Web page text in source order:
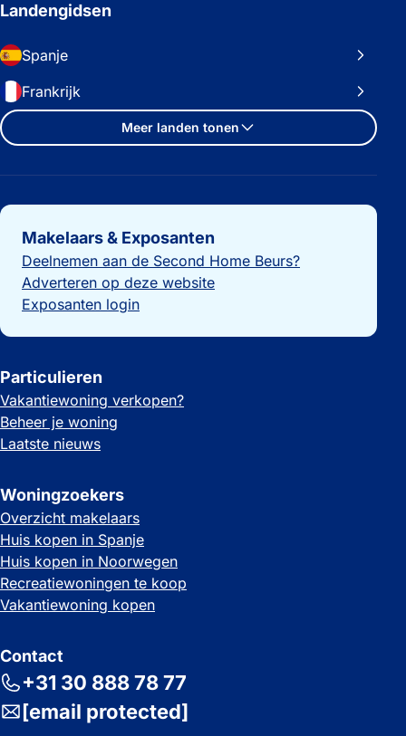
Landengidsen
Spanje
Frankrijk
Meer landen tonen
Belangrijke links
Makelaars & Exposanten
Deelnemen aan de Second Home Beurs?
Adverteren op deze website
Exposanten login
Particulieren
Vakantiewoning verkopen?
Beheer je woning
Laatste nieuws
Woningzoekers
Overzicht makelaars
Huis kopen in Spanje
Huis kopen in Noorwegen
Recreatiewoningen te koop
Vakantiewoning kopen
Contact
+31 30 888 78 77
[email protected]